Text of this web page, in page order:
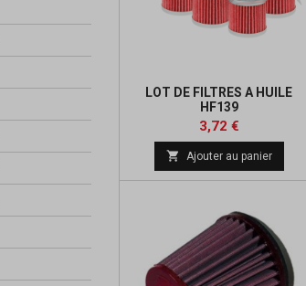
LOT DE FILTRES A HUILE
HF139
Prix
3,72 €Prix
base
 Ajouter au panier